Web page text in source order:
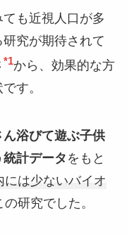
も近視人口が多
究が期待されて
*1から、効果的な方
す。
ん浴びて遊ぶ子供
計データ をもと
は少ないバイオ
の研究でした。